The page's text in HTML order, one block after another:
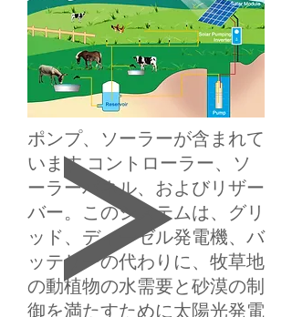
ポンプ、ソーラーが含まれて
います コントローラー、ソ
ーラーパネル、およびリザー
バー。このシステムは、グリ
ッド、ディーゼル発電機、バ
ッテリーの代わりに、牧草地
の動植物の水需要と砂漠の制
御を満たすために太陽光発電